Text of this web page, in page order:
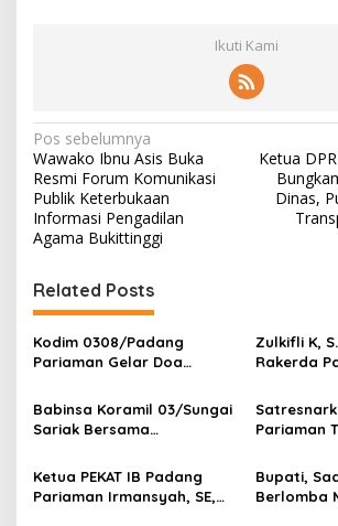
Ikuti Kami
N
a
v
i
a
s
i
o
Pos sebelumnya
Wawako Ibnu Asis Buka
Resmi Forum Komunikasi
Publik Keterbukaan
Informasi Pengadilan
Agama Bukittinggi
Ketua
Dinas,
Related Posts
Kodim 0308/Padang
Pariaman Gelar Doa
Kodam XX/Tuanku Imam
Bonjol
‎Zulkifli K,
Rakerda
Aspirasi
Fraksi
Babinsa Koramil 03/Sungai
Sariak Bersama
VII Koto Melaksanakan
Seleksi Calon Anggota
Pariaman
Sabu Dan
Ketua PEKAT IB Padang
Pariaman Irmansyah, SE,
Bupati,
Berlomba